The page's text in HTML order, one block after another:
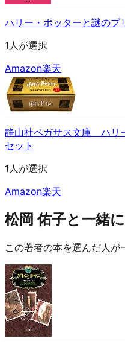
ハリー・ポッターと謎のプ
1人が選択
Amazon楽天
静山社ペガサス文庫 ハリ
セット
1人が選択
Amazon楽天
松岡 佑子と一緒
この著者の本を選んだ人